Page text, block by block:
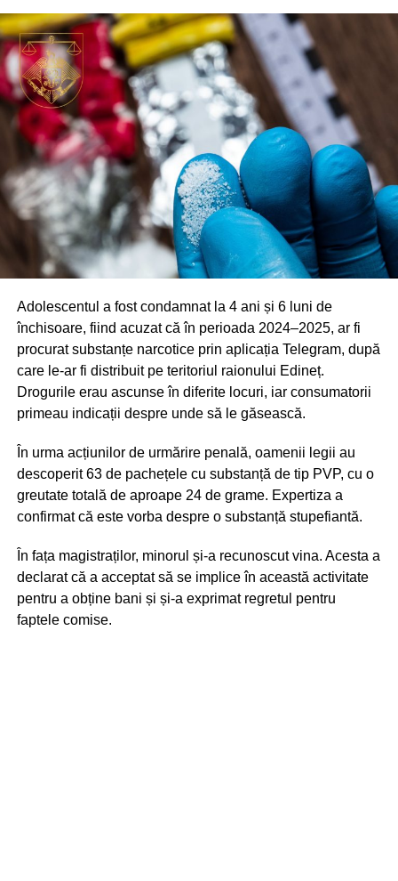
peretele pasajului. Primăria Chișinău a sesizat organele
de drept, care urmează să stabilească toate
circumstanțele și identitatea persoanelor implicate.
Elementele deteriorate vor fi reparate în cel mai scurt timp.
Adolescentul a fost condamnat la 4 ani și 6 luni de
închisoare, fiind acuzat că în perioada 2024–2025, ar fi
procurat substanțe narcotice prin aplicația Telegram, după
care le-ar fi distribuit pe teritoriul raionului Edineț.
Drogurile erau ascunse în diferite locuri, iar consumatorii
primeau indicații despre unde să le găsească.
În urma acțiunilor de urmărire penală, oamenii legii au
descoperit 63 de pachețele cu substanță de tip PVP, cu o
greutate totală de aproape 24 de grame. Expertiza a
confirmat că este vorba despre o substanță stupefiantă.
În fața magistraților, minorul și-a recunoscut vina. Acesta a
declarat că a acceptat să se implice în această activitate
pentru a obține bani și și-a exprimat regretul pentru
faptele comise.